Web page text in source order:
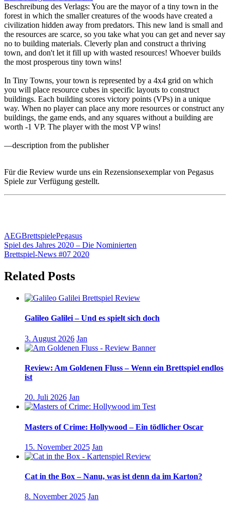
Beschreibung des Verlags: You are the mayor of a tiny town in the
forest in which the smaller creatures of the woods have created a
civilization hidden away from predators. This new land is small and
the resources are scarce, so you take what you can get and never say
no to building materials. Cleverly plan and construct a thriving
town, and don't let it fill up with wasted resources! Whoever builds
the most prosperous tiny town wins!
In Tiny Towns, your town is represented by a 4x4 grid on which
you will place resource cubes in specific layouts to construct
buildings. Each building scores victory points (VPs) in a unique
way. When no player can place any more resources or construct any
buildings, the game ends, and any squares without a building are
worth -1 VP. The player with the most VP wins!
—description from the publisher
Für die Review wurde uns ein Rezensionsexemplar von Pegasus
Spiele zur Verfügung gestellt.
AEGBrettspielePegasus
Beitragsnavigation
Vorheriger
Beitrag:
Spiel des Jahres 2020 – Die Nominierten
Nächster
Brettspiel-News #07 2020
Related Posts
Galileo Galilei – Und es spielt sich doch
3. August 2026 Jan
Review: Am Goldenen Fluss – Wenn ein Brettspiel endlos
ist
20. Juli 2026 Jan
Masters of Crime: Hollywood – Ein tödlicher Oscar
15. November 2025 Jan
Cat in the Box – Nanu, was ist denn da im Karton?
8. November 2025 Jan